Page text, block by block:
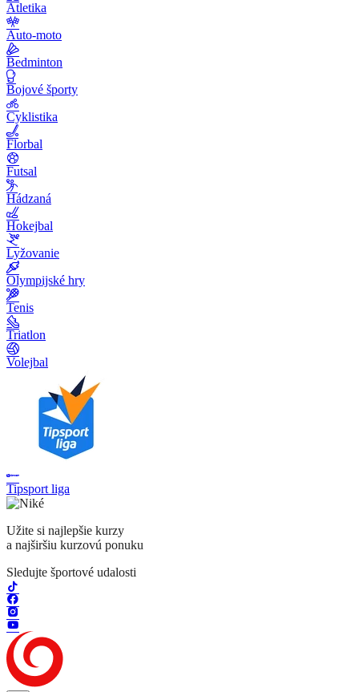
Atletika
Auto-moto
Bedminton
Bojové športy
Cyklistika
Florbal
Futsal
Hádzaná
Hokejbal
Lyžovanie
Olympijské hry
Tenis
Triatlon
Volejbal
Tipsport liga
Užite si najlepšie kurzy
a najširšiu kurzovú ponuku
Sledujte športové udalosti